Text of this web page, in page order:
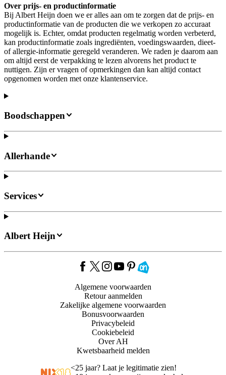
Over prijs- en productinformatie
Bij Albert Heijn doen we er alles aan om te zorgen dat de prijs- en
productinformatie van de producten die we verkopen zo accuraat
mogelijk is. Echter, omdat producten regelmatig worden verbeterd,
kan productinformatie zoals ingrediënten, voedingswaarden, dieet-
of allergie-informatie geregeld veranderen. We raden je daarom aan
om altijd eerst de verpakking te lezen alvorens het product te
nuttigen. Zijn er vragen of opmerkingen dan kan altijd contact
opgenomen worden met onze klantenservice.
Boodschappen
Allerhande
Services
Albert Heijn
Algemene voorwaarden
Retour aanmelden
Zakelijke algemene voorwaarden
Bonusvoorwaarden
Privacybeleid
Cookiebeleid
Over AH
Kwetsbaarheid melden
<25 jaar? Laat je legitimatie zien!